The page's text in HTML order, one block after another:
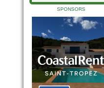
SPONSORS